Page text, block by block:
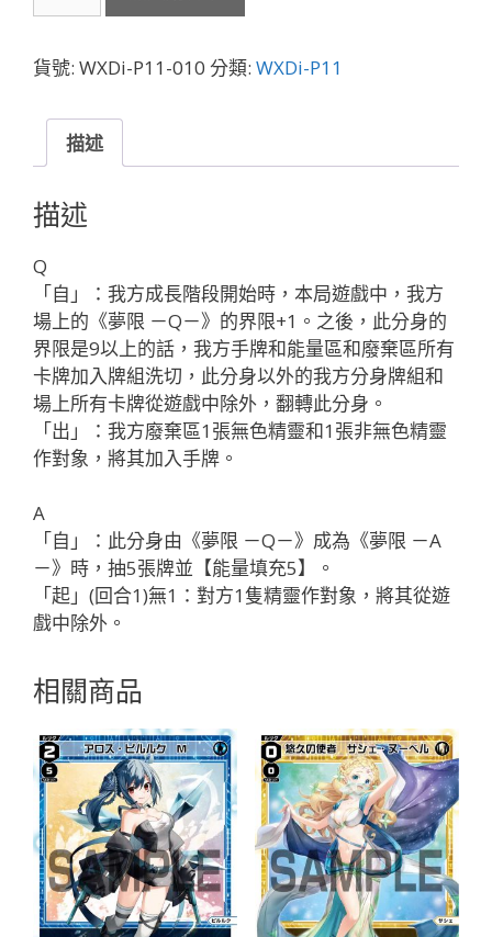
P11-
夢
Q-
WXDi-
P11-
010B
夢
A-
「無
色
分
身
夢
限
LV3
數
貨號: WXDi-P11-010 分類: WXDi-P11
描述
描述
Q
「自」：我方成長階段開始時，本局遊戲中，我方
場上的《夢限 －Q－》的界限+1。之後，此分身的
界限是9以上的話，我方手牌和能量區和廢棄區所有
卡牌加入牌組洗切，此分身以外的我方分身牌組和
場上所有卡牌從遊戲中除外，翻轉此分身。
「出」：我方廢棄區1張無色精靈和1張非無色精靈
作對象，將其加入手牌。
A
「自」：此分身由《夢限 －Q－》成為《夢限 －A
－》時，抽5張牌並【能量填充5】。
「起」(回合1)無1：對方1隻精靈作對象，將其從遊
戲中除外。
相關商品